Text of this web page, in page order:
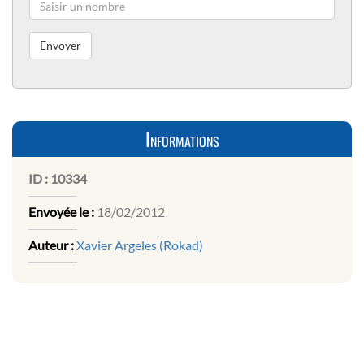
Informations
ID : 10334
Envoyée le : 18/02/2012
Auteur :Xavier Argeles (Rokad)